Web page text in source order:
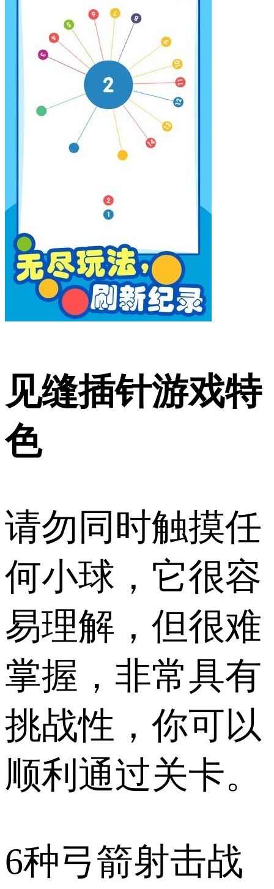
见缝插针游戏特
色
请勿同时触摸任
何小球，它很容
易理解，但很难
掌握，非常具有
挑战性，你可以
顺利通过关卡。
6种弓箭射击战